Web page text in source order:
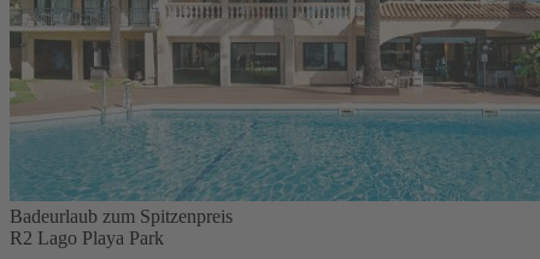
Badeurlaub zum Spitzenpreis
R2 Lago Playa Park